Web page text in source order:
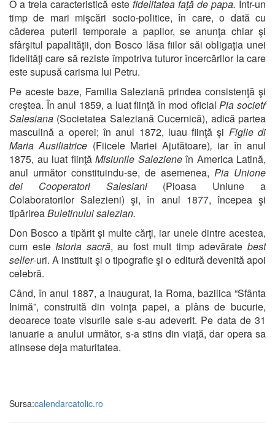
O a treia caracteristică este fidelitatea faţă de papa. Într-un
timp de mari mişcări socio-politice, în care, o dată cu
căderea puterii temporale a papilor, se anunţa chiar şi
sfârşitul papalităţii, don Bosco lăsa fiilor săi obligaţia unei
fidelităţi care să reziste împotriva tuturor încercărilor la care
este supusă carisma lui Petru.
Pe aceste baze, Familia Saleziană prindea consistenţă şi
creştea. În anul 1859, a luat fiinţă în mod oficial Pia societŕ
Salesiana (Societatea Saleziană Cucernică), adică partea
masculină a operei; în anul 1872, luau fiinţă şi Figlie di
Maria Ausiliatrice (Fiicele Mariei Ajutătoare), iar în anul
1875, au luat fiinţă Misiunile Saleziene în America Latină,
anul următor constituindu-se, de asemenea, Pia Unione
dei Cooperatori Salesiani(Pioasa Uniune a
Colaboratorilor Salezieni) şi, în anul 1877, începea şi
tipărireaBuletinului salezian.
Don Bosco a tipărit şi multe cărţi, iar unele dintre acestea,
cum este Istoria sacră, au fost mult timp adevăratebest
seller-uri. A instituit şi o tipografie şi o editură devenită apoi
celebră.
Când, în anul 1887, a inaugurat, la Roma, bazilica “Sfânta
Inimă”, construită din voinţa papei, a plâns de bucurie,
deoarece toate visurile sale s-au adeverit. Pe data de 31
ianuarie a anului următor, s-a stins din viaţă, dar opera sa
atinsese deja maturitatea.
Sursa:calendarcatolic.ro